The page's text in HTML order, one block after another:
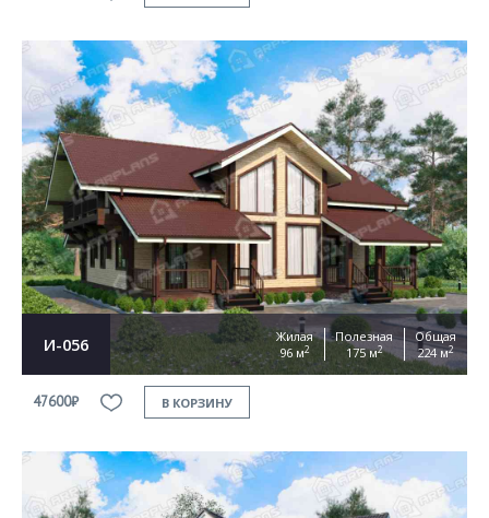
И-056
Жилая
96 м2
Полезная
175 м2
Общая
224 м2
47600₽ В КОРЗИНУ